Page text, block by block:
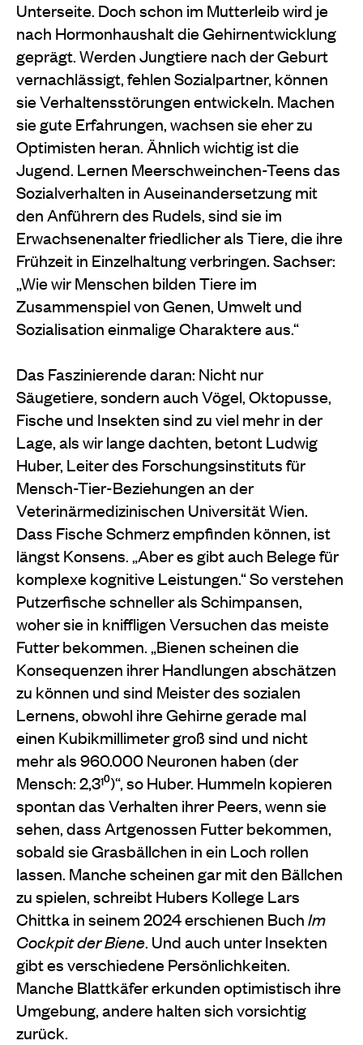
Unterseite. Doch schon im Mutterleib wird je
nach Hormonhaushalt die Gehirnentwicklung
geprägt. Werden Jungtiere nach der Geburt
vernachlässigt, fehlen Sozialpartner, können
sie Verhaltensstörungen entwickeln. Machen
sie gute Erfahrungen, wachsen sie eher zu
Optimisten heran. Ähnlich wichtig ist die
Jugend. Lernen Meerschweinchen-Teens das
Sozialverhalten in Auseinandersetzung mit
den Anführern des Rudels, sind sie im
Erwachsenenalter friedlicher als Tiere, die ihre
Frühzeit in Einzelhaltung verbringen. Sachser:
„Wie wir Menschen bilden Tiere im
Zusammenspiel von Genen, Umwelt und
Sozialisation einmalige Charaktere aus.“
Das Faszinierende daran: Nicht nur
Säugetiere, sondern auch Vögel, Oktopusse,
Fische und Insekten sind zu viel mehr in der
Lage, als wir lange dachten, betont Ludwig
Huber, Leiter des Forschungsinstituts für
Mensch-Tier-Beziehungen an der
Veterinärmedizinischen Universität Wien.
Dass Fische Schmerz empfinden können, ist
längst Konsens. „Aber es gibt auch Belege für
komplexe kognitive Leistungen.“ So verstehen
Putzerfische schneller als Schimpansen,
woher sie in kniffligen Versuchen das meiste
Futter bekommen. „Bienen scheinen die
Konsequenzen ihrer Handlungen abschätzen
zu können und sind Meister des sozialen
Lernens, obwohl ihre Gehirne gerade mal
einen Kubikmillimeter groß sind und nicht
mehr als 960.000 Neuronen haben (der
Mensch: 2,3¹⁰)“, so Huber. Hummeln kopieren
spontan das Verhalten ihrer Peers, wenn sie
sehen, dass Artgenossen Futter bekommen,
sobald sie Grasbällchen in ein Loch rollen
lassen. Manche scheinen gar mit den Bällchen
zu spielen, schreibt Hubers Kollege Lars
Chittka in seinem 2024 erschienen BuchIm
Cockpit der Biene. Und auch unter Insekten
gibt es verschiedene Persönlichkeiten.
Manche Blattkäfer erkunden optimistisch ihre
Umgebung, andere halten sich vorsichtig
zurück.